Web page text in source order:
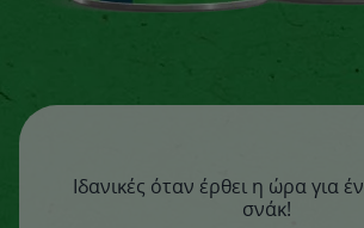
Ιδανικές όταν έρθει η ώρα για
σνάκ!